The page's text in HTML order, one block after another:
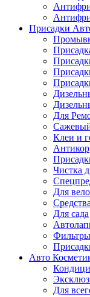
Присадки
Для
Клеи и
Антикор
Чистка
Для
Для сада
Фильтры
Авто
Для